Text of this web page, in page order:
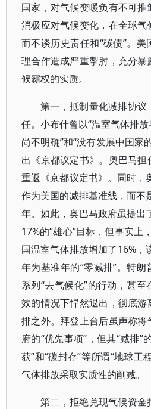
国家，对气候变暖负有不可
消极应对气候变化，在全球
而不谈历史责任和“碳债”。
理合作造成严重掣肘，充分
候霸权的实质。
第一，抵制量化减排协
任。小布什曾以“温室气体排
尚不明确”和“没有发展中国家
出《京都议定书》。奥巴马
重返《京都议定书》。同时，
作为美国的减排基准线，而不
年。如此，奥巴马政府虽提出
17%的“雄心”目标，但事实上
国温室气体排放增加了16%，
年为基准年的“零减排”。特
系列“去气候化”的行动，甚
效的情况下悍然退出，彻底
排之外。拜登上台后虽声称
府的“优先事项”，但其“减排”
获”和“碳封存”等所谓“地球工
气体排放采取实质性的削减。
第二，拒绝兑现气候资